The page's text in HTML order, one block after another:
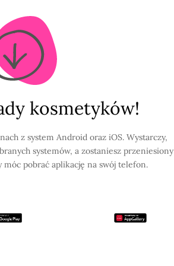
kosmetyków!
z system Android oraz iOS. Wystarczy,
systemów, a zostaniesz przeniesiony
pobrać aplikację na swój telefon.